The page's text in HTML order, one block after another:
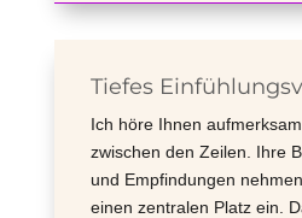
Tiefes
Ich höre Ihnen
zwischen den Zeilen. Ihre
und Empfindungen
einen zentralen Platz ein.